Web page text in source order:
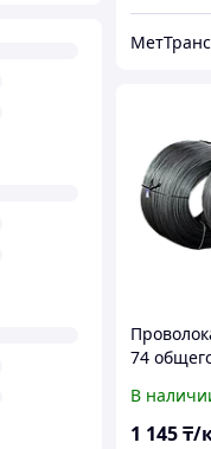
74
В
1 145₸/